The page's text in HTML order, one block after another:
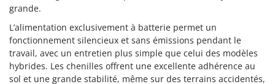
Échelles en aluminium
Effaroucheurs d'oiseaux
Effeuilleuses pour olives
Égreneuses à maïs
C
C.EL.ME.
Calory Forni
Campagnola
Campingaz
grande.
L’alimentation exclusivement à batterie permet un
fonctionnement silencieux et sans émissions pendant le
travail, avec un entretien plus simple que celui des modèles
hybrides. Les chenilles offrent une excellente adhérence au
sol et une grande stabilité, même sur des terrains accidentés,